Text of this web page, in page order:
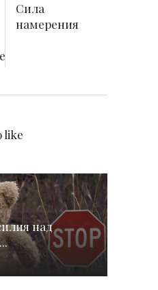
Сила
намерения
like
над